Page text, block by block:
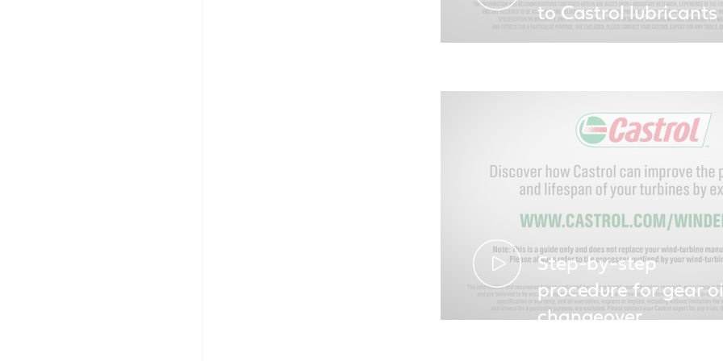
to Castrol lubricants
Step-by-step
procedure for gear
changeover